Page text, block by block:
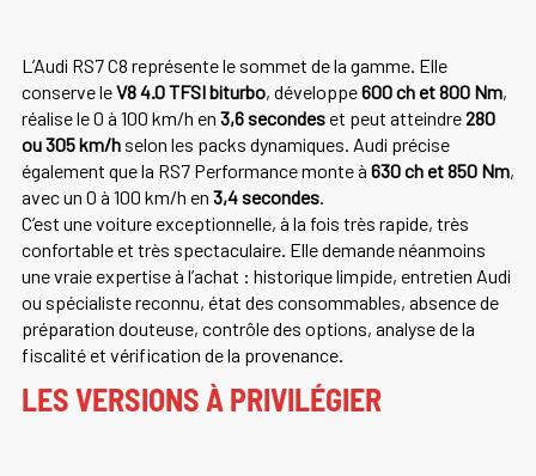
L’Audi RS7 C8 représente le sommet de la gamme. Elle
conserve leV8 4.0 TFSI biturbo, développe600 ch et 800 Nm,
réalise le 0 à 100 km/h en 3,6 secondeset peut atteindre280
ou 305 km/hselon les packs dynamiques. Audi précise
également que la RS7 Performance monte à 630 ch et 850 Nm,
avec un 0 à 100 km/h en 3,4 secondes.
C’est une voiture exceptionnelle, à la fois très rapide, très
confortable et très spectaculaire. Elle demande néanmoins
une vraie expertise à l’achat : historique limpide, entretien Audi
ou spécialiste reconnu, état des consommables, absence de
préparation douteuse, contrôle des options, analyse de la
fiscalité et vérification de la provenance.
LES VERSIONS À PRIVILÉGIER